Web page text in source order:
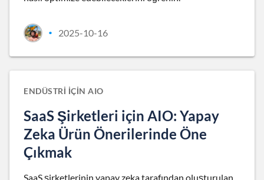
• 2025-10-16
ENDÜSTRI IÇIN AIO
SaaS Şirketleri için AIO: Yapay
Zeka Ürün Önerilerinde Öne
Çıkmak
SaaS şirketlerinin yapay zeka tarafından oluşturulan